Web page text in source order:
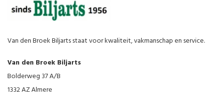
Van den Broek Biljarts staat voor kwaliteit, vakmanschap en service.
Van den Broek Biljarts
Bolderweg 37 A/B
1332 AZ Almere